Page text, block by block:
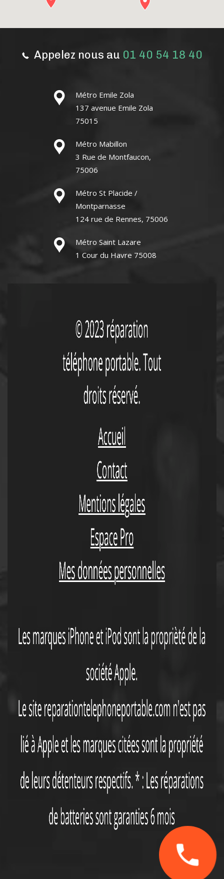
Appelez nous au 01 40 54 18 40
Métro Emile Zola
137 avenue Emile Zola
75015
Métro Mabillon
3 Rue de Montfaucon,
75006
Métro St Placide /
Montparnasse
124 rue de Rennes, 75006
Métro Saint Lazare
1 Cour du Havre 75008